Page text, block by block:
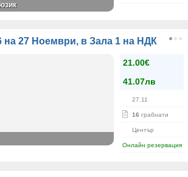
на 27 Ноември, в Зала 1 на НДК
21.00€
41.07лв
27.11
16 грабнати
Център
Онлайн резервация